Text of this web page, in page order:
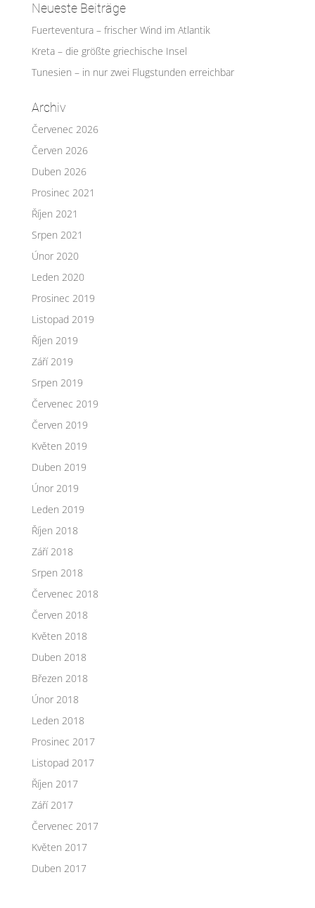
Neueste Beiträge
Fuerteventura – frischer Wind im Atlantik
Kreta – die größte griechische Insel
Tunesien – in nur zwei Flugstunden erreichbar
Archiv
Červenec 2026
Červen 2026
Duben 2026
Prosinec 2021
Říjen 2021
Srpen 2021
Únor 2020
Leden 2020
Prosinec 2019
Listopad 2019
Říjen 2019
Září 2019
Srpen 2019
Červenec 2019
Červen 2019
Květen 2019
Duben 2019
Únor 2019
Leden 2019
Říjen 2018
Září 2018
Srpen 2018
Červenec 2018
Červen 2018
Květen 2018
Duben 2018
Březen 2018
Únor 2018
Leden 2018
Prosinec 2017
Listopad 2017
Říjen 2017
Září 2017
Červenec 2017
Květen 2017
Duben 2017